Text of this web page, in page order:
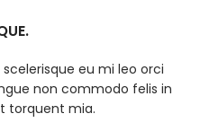
eu mi leo orci
non commodo felis in
torquent mia.